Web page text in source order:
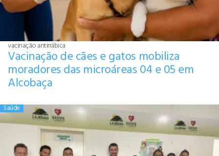
vacinação antirrábica
Vacinação de cães e gatos mobiliza
moradores das microáreas 04 e 05 em
Alcobaça
Saúde